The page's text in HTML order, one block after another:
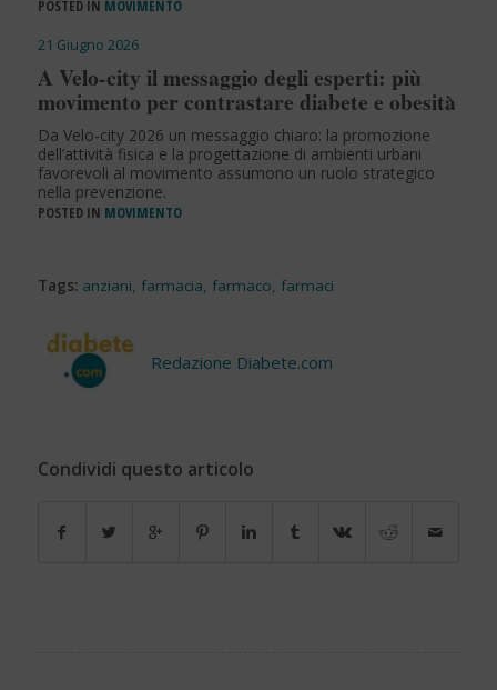
POSTED IN MOVIMENTO
21 Giugno 2026
A Velo-city il messaggio degli esperti: più
movimento per contrastare diabete e obesità
Da Velo-city 2026 un messaggio chiaro: la promozione
dell’attività fisica e la progettazione di ambienti urbani
favorevoli al movimento assumono un ruolo strategico
nella prevenzione.
POSTED IN MOVIMENTO
Tags: anziani, farmacia, farmaco, farmaci
Redazione Diabete.com
Condividi questo articolo